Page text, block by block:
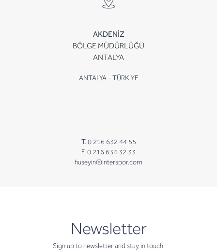
AKDENİZ
BÖLGE MÜDÜRLÜĞÜ
ANTALYA
ANTALYA - TÜRKİYE
T. 0 216 632 44 55
F. 0 216 634 32 33
huseyin@interspor.com
Newsletter
Sign up to newsletter and stay in touch.
newsletter